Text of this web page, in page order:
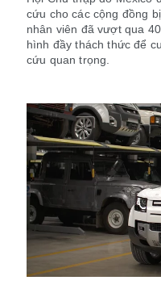
cứu cho các cộng đồng
nhân viên đã vượt qua
hình đầy thách thức để
cứu quan trọng.